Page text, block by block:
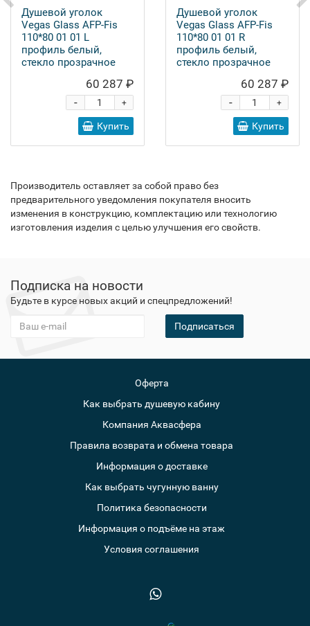
Душевой уголок
Vegas Glass AFP-Fis
110*80 01 01 L
профиль белый,
стекло прозрачное
60 287 ₽
+
-
Купить
Душевой уголок
Vegas Glass AFP-Fis
110*80 01 01 R
профиль белый,
стекло прозрачное
60 287 ₽
+
-
Купить
Производитель оставляет за собой право без
предварительного уведомления покупателя вносить
изменения в конструкцию, комплектацию или технологию
изготовления изделия с целью улучшения его свойств.
Подписка на новости
Будьте в курсе новых акций и спецпредложений!
Подписаться
Оферта
Как выбрать душевую кабину
Компания Аквасфера
Правила возврата и обмена товара
Информация о доставке
Как выбрать чугунную ванну
Политика безопасности
Информация о подъёме на этаж
Условия соглашения